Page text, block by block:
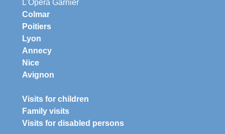
L'Opéra Garnier
Colmar
Poitiers
Lyon
Annecy
Nice
Avignon
Visits for children
Family visits
Visits for disabled persons